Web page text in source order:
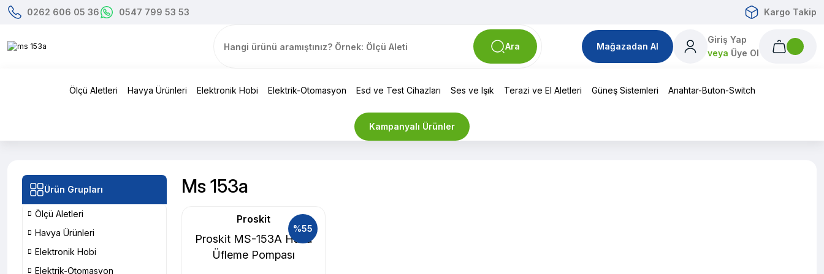
0262 606 05 36 0547 799 53 53 Kargo Takip
Ara Mağazadan Al
Giriş Yap
veya Üye Ol
Ölçü Aletleri Havya Ürünleri Elektronik Hobi Elektrik-Otomasyon Esd ve Test Cihazları Ses ve Işık Terazi ve El Aletleri Güneş Sistemleri Anahtar-Buton-Switch
Kampanyalı Ürünler
Ürün Grupları
Ölçü Aletleri
Havya Ürünleri
Elektronik Hobi
Elektrik-Otomasyon
Ms 153a
%55
Proskit
Proskit MS-153A Hava
Üfleme Pompası